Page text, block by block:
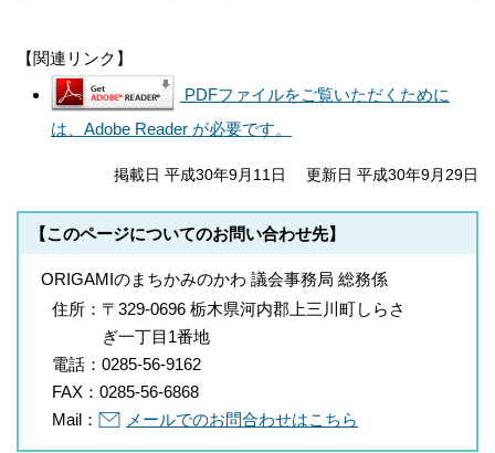
【関連リンク】
PDFファイルをご覧いただくために
は、Adobe Reader が必要です。
掲載日 平成30年9月11日 更新日 平成30年9月29日
【このページについてのお問い合わせ先】
ORIGAMIのまちかみのかわ 議会事務局 総務係
住所： 〒329-0696 栃木県河内郡上三川町しらさ
ぎ一丁目1番地
電話： 0285-56-9162
FAX： 0285-56-6868
Mail：
メールでのお問合わせはこちら